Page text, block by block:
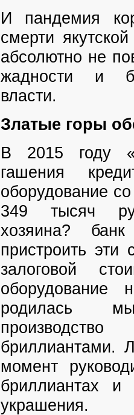
И пандемия
смерти
абсолютно не
жадности и
власти.
Златые горы
В 2015 году
гашения
оборудование
349 тысяч
хозяина?
пристроить эти
залоговой
оборудование
родилась
бриллиантами.
момент
бриллиантах
украшения.